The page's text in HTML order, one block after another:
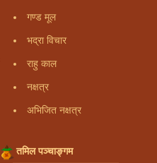
गण्ड मूल
भद्रा विचार
राहु काल
नक्षत्र
अभिजित नक्षत्र
तमिल पञ्चाङ्गम